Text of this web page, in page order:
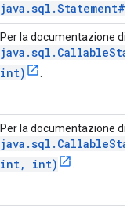
Per la documentazione di
int)
Per la documentazione di
int, int)